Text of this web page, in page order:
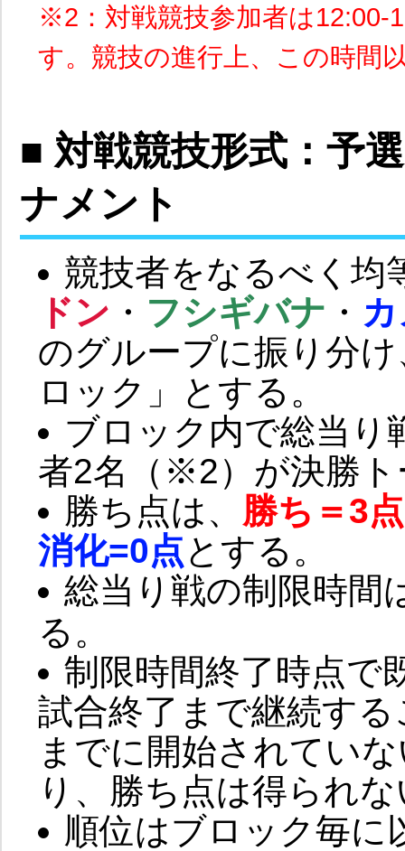
※2：対戦競技参加者は12:00-
す。競技の進行上、この時間
■ 対戦競技形式：予
ナメント
競技者をなるべく均
ドン ・ フシギバナ ・
のグループに振り分
ロック」とする。
ブロック内で総当り
者2名（※2）が決勝
勝ち点は、 勝ち＝3点
消化=0点とする。
総当り戦の制限時間
る。
制限時間終了時点で
試合終了まで継続す
までに開始されてい
り、勝ち点は得られ
順位はブロック毎に